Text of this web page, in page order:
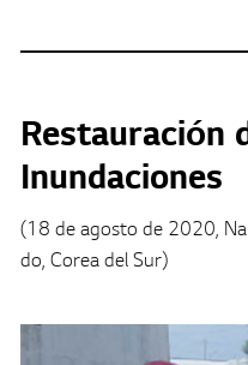
Restauración
Inundaciones
(18 de agosto de 2020,
do, Corea del Sur)